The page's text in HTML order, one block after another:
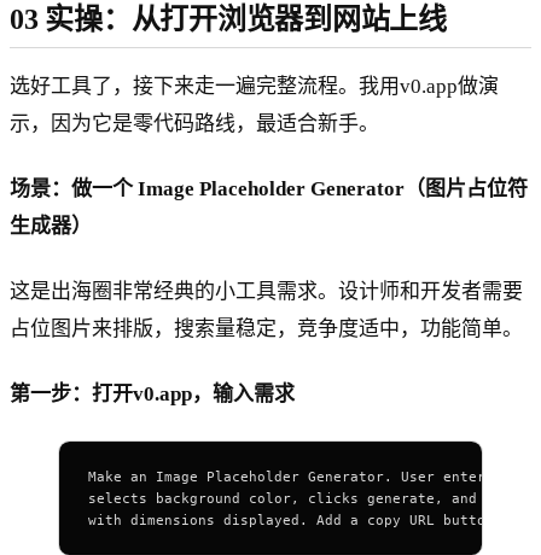
03 实操：从打开浏览器到网站上线
选好工具了，接下来走一遍完整流程。我用v0.app做演
示，因为它是零代码路线，最适合新手。
场景：做一个 Image Placeholder Generator（图片占位符
生成器）
这是出海圈非常经典的小工具需求。设计师和开发者需要
占位图片来排版，搜索量稳定，竞争度适中，功能简单。
第一步：打开v0.app，输入需求
Make an Image Placeholder Generator. User enters
selects background color, clicks generate, and sees
with dimensions displayed. Add a copy URL button and